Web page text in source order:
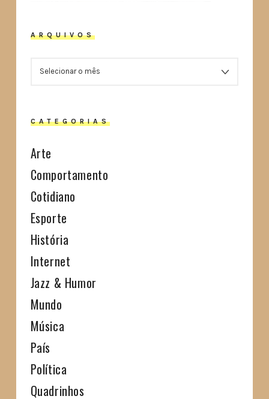
ARQUIVOS
CATEGORIAS
Arte
Comportamento
Cotidiano
Esporte
História
Internet
Jazz & Humor
Mundo
Música
País
Política
Quadrinhos